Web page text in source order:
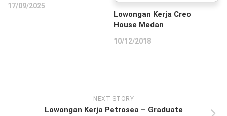
17/09/2025
Lowongan Kerja Creo
House Medan
10/12/2018
NEXT STORY
Lowongan Kerja Petrosea – Graduate